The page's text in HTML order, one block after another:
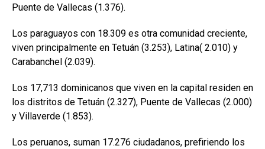
Puente de Vallecas (1.376).
Los paraguayos con 18.309 es otra comunidad creciente,
viven principalmente en Tetuán (3.253), Latina( 2.010) y
Carabanchel (2.039).
Los 17,713 dominicanos que viven en la capital residen en
los distritos de Tetuán (2.327), Puente de Vallecas (2.000)
y Villaverde (1.853).
Los peruanos, suman 17.276 ciudadanos, prefiriendo los